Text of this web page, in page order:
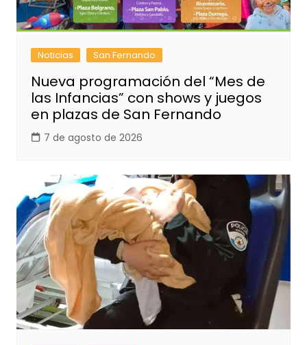
Noticias San Fernando
Nueva programación del “Mes de
las Infancias” con shows y juegos
en plazas de San Fernando
7 de agosto de 2026